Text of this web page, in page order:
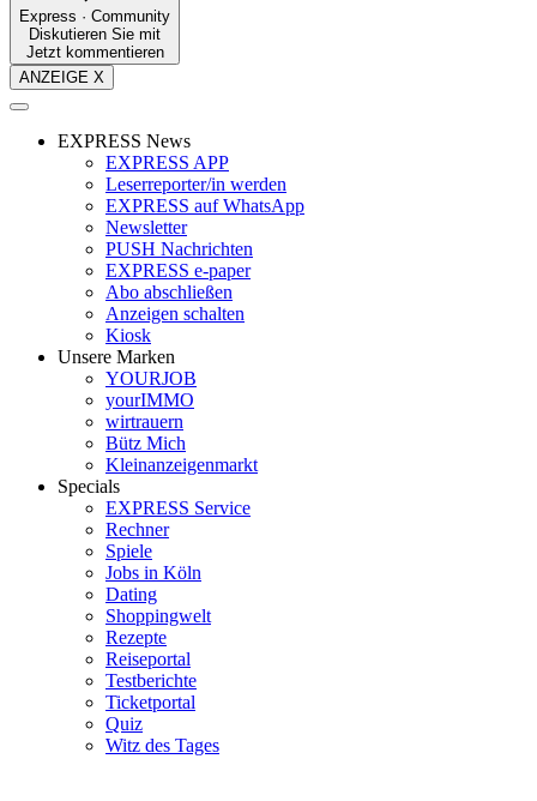
Express · Community
Diskutieren Sie mit
Jetzt kommentieren
ANZEIGE X
EXPRESS News
EXPRESS APP
Leserreporter/in werden
EXPRESS auf WhatsApp
Newsletter
PUSH Nachrichten
EXPRESS e-paper
Abo abschließen
Anzeigen schalten
Kiosk
Unsere Marken
YOURJOB
yourIMMO
wirtrauern
Bütz Mich
Kleinanzeigenmarkt
Specials
EXPRESS Service
Rechner
Spiele
Jobs in Köln
Dating
Shoppingwelt
Rezepte
Reiseportal
Testberichte
Ticketportal
Quiz
Witz des Tages